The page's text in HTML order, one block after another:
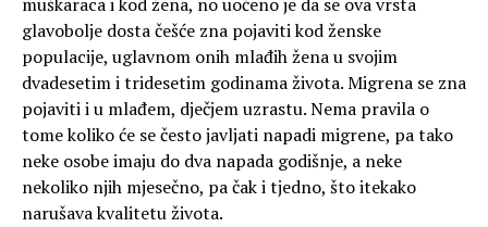
glavobolje dosta češće zna pojaviti kod ženske
populacije, uglavnom onih mlađih žena u svojim
dvadesetim i tridesetim godinama života. Migrena se zna
pojaviti i u mlađem, dječjem uzrastu. Nema pravila o
tome koliko će se često javljati napadi migrene, pa tako
neke osobe imaju do dva napada godišnje, a neke
nekoliko njih mjesečno, pa čak i tjedno, što itekako
narušava kvalitetu života.